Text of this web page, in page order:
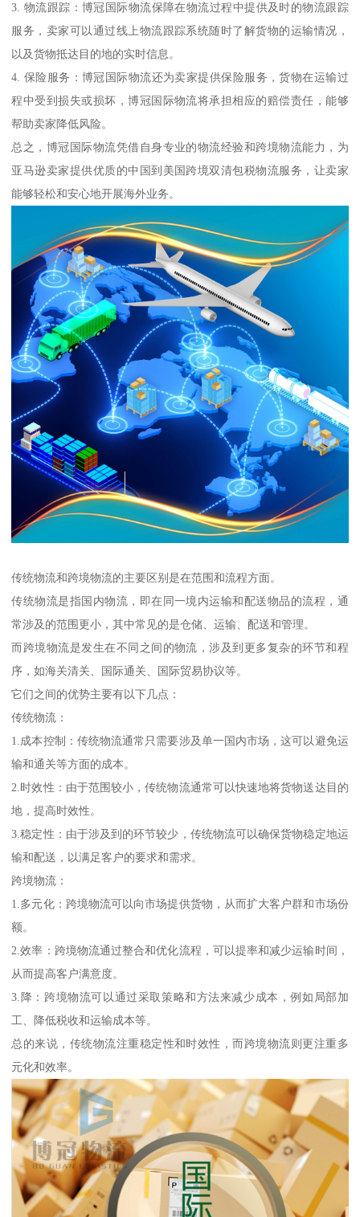
3. 物流跟踪：博冠国际物流保障在物流过程中提供及时的物流跟踪
服务，卖家可以通过线上物流跟踪系统随时了解货物的运输情况，
以及货物抵达目的地的实时信息。
4. 保险服务：博冠国际物流还为卖家提供保险服务，货物在运输过
程中受到损失或损坏，博冠国际物流将承担相应的赔偿责任，能够
帮助卖家降低风险。
总之，博冠国际物流凭借自身专业的物流经验和跨境物流能力，为
亚马逊卖家提供优质的中国到美国跨境双清包税物流服务，让卖家
能够轻松和安心地开展海外业务。
传统物流和跨境物流的主要区别是在范围和流程方面。
传统物流是指国内物流，即在同一境内运输和配送物品的流程，通
常涉及的范围更小，其中常见的是仓储、运输、配送和管理。
而跨境物流是发生在不同之间的物流，涉及到更多复杂的环节和程
序，如海关清关、国际通关、国际贸易协议等。
它们之间的优势主要有以下几点：
传统物流：
1.成本控制：传统物流通常只需要涉及单一国内市场，这可以避免运
输和通关等方面的成本。
2.时效性：由于范围较小，传统物流通常可以快速地将货物送达目的
地，提高时效性。
3.稳定性：由于涉及到的环节较少，传统物流可以确保货物稳定地运
输和配送，以满足客户的要求和需求。
跨境物流：
1.多元化：跨境物流可以向市场提供货物，从而扩大客户群和市场份
额。
2.效率：跨境物流通过整合和优化流程，可以提率和减少运输时间，
从而提高客户满意度。
3.降：跨境物流可以通过采取策略和方法来减少成本，例如局部加
工、降低税收和运输成本等。
总的来说，传统物流注重稳定性和时效性，而跨境物流则更注重多
元化和效率。